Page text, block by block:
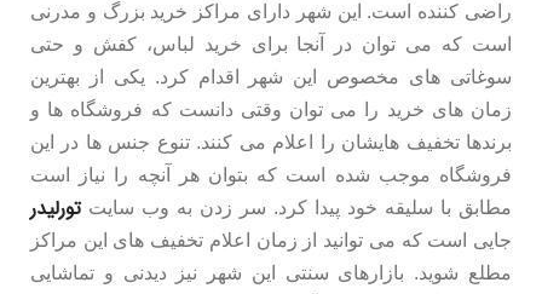
راضی کننده است. این شهر دارای مراکز خرید بزرگ و مدرنی
است که می توان در آنجا برای خرید لباس، کفش و حتی
سوغاتی های مخصوص این شهر اقدام کرد. یکی از بهترین
زمان های خرید را می توان وقتی دانست که فروشگاه ها و
برندها تخفیف هایشان را اعلام می کنند. تنوع جنس ها در این
فروشگاه موجب شده است که بتوان هر آنچه را نیاز است
مطابق با سلیقه خود پیدا کرد. سر زدن به وب سایتتورلیدر
جایی است که می توانید از زمان اعلام تخفیف های این مراکز
مطلع شوید. بازارهای سنتی این شهر نیز دیدنی و تماشایی